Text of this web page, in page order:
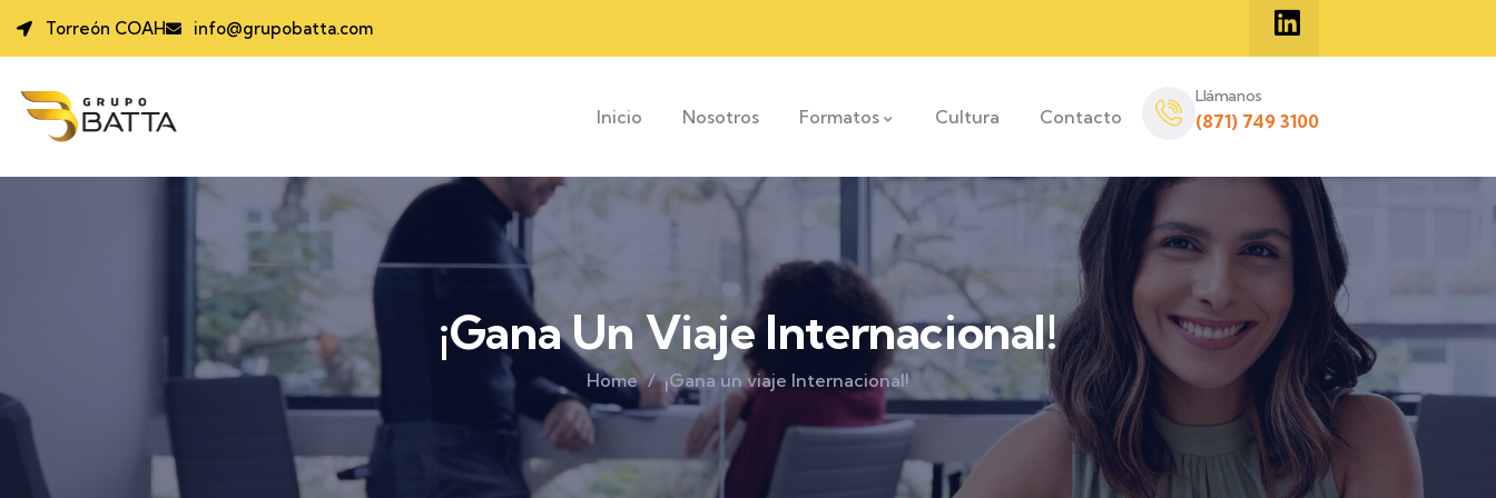
Torreón COAH info@grupobatta.com
Inicio Nosotros Formatos Cultura Contacto
Llámanos
(871) 749 3100
¡Gana Un Viaje Internacional!
Home ¡Gana un viaje Internacional!